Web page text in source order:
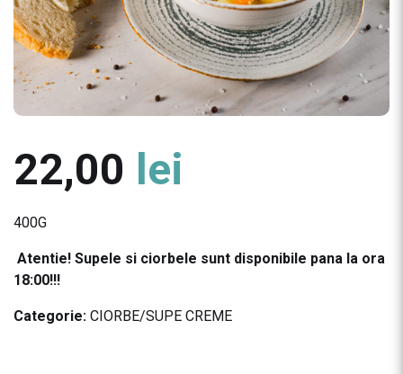
22,00 lei
400G
Atentie! Supele si ciorbele sunt disponibile pana la ora
18:00!!!
Categorie: CIORBE/SUPE CREME